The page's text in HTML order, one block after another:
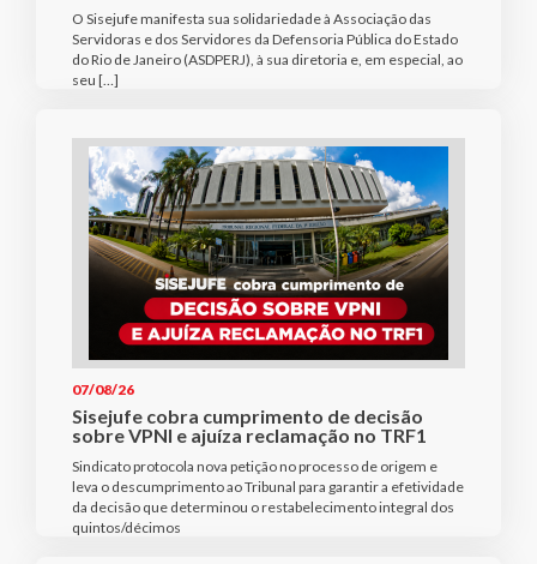
O Sisejufe manifesta sua solidariedade à Associação das
Servidoras e dos Servidores da Defensoria Pública do Estado
do Rio de Janeiro (ASDPERJ), à sua diretoria e, em especial, ao
seu […]
07/08/26
Sisejufe cobra cumprimento de decisão
sobre VPNI e ajuíza reclamação no TRF1
Sindicato protocola nova petição no processo de origem e
leva o descumprimento ao Tribunal para garantir a efetividade
da decisão que determinou o restabelecimento integral dos
quintos/décimos